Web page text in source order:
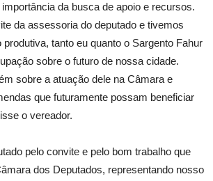
da busca de apoio e recursos.
da assessoria do deputado e tivemos
tanto eu quanto o Sargento Fahur
sobre o futuro de nossa cidade.
sobre a atuação dele na Câmara e
que futuramente possam beneficiar
o vereador.
pelo convite e pelo bom trabalho que
dos Deputados, representando nosso